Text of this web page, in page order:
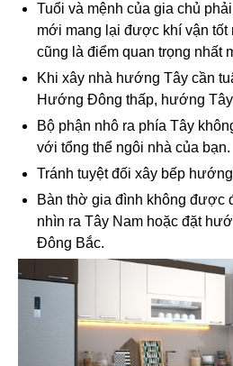
Tuổi và mệnh của gia chủ
mới mang lại được khí vận tốt
cũng là điểm quan trọng nhất
Khi xây nhà hướng Tây cần
Hướng Đông thấp, hướng
Bộ phận nhô ra phía Tây
với tổng thể ngôi nhà của bạn.
Tránh tuyệt đối xây bếp
Bàn thờ gia đình không được
nhìn ra Tây Nam hoặc đặt
Đông Bắc.